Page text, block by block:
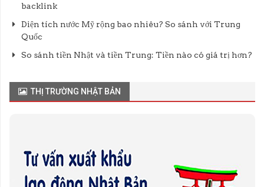
backlink
Diện tích nước Mỹ rộng bao nhiêu? So sánh với Trung
Quốc
So sánh tiền Nhật và tiền Trung: Tiền nào có giá trị hơn?
THỊ TRƯỜNG NHẬT BẢN